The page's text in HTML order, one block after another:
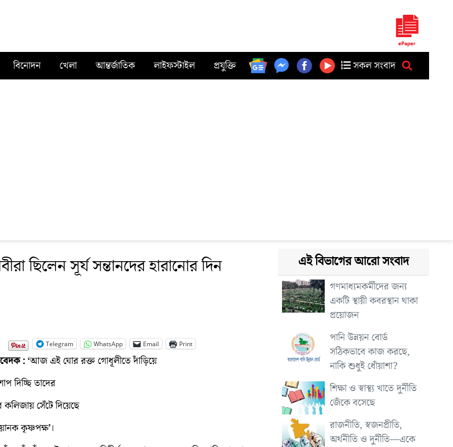
বিনোদন খেলা আন্তর্জাতিক লাইফস্টাইল প্রযুক্তি সকল সংবাদ
ছিলেন সূর্য সন্তানদের হারানোর দিন
Telegram
WhatsApp Email Print
: ‘আজ এই ঘোর রক্ত গোধূলীতে দাঁড়িয়ে
দিচ্ছি তাদের
সেঁটে দিয়েছে
কৃষ্ণপক্ষ’।
এই বিভাগের আরো সংবাদ
গণমাধ্যমকর্মীদের জন্য
একটি স্থায়ী কবরস্থান থাকা
প্রয়োজন
পানি উন্নয়ন বোর্ড
সঠিকভাবে কাজ করছে,
নাকি শুধুই ধোঁয়াশা?
শিক্ষা ও স্বাস্থ্য খাতে দুর্নীতি
জেঁকে বসেছে
রাজনীতি, স্বজনপ্রীতি,
অর্থনীতি ও দুর্নীতি—একে